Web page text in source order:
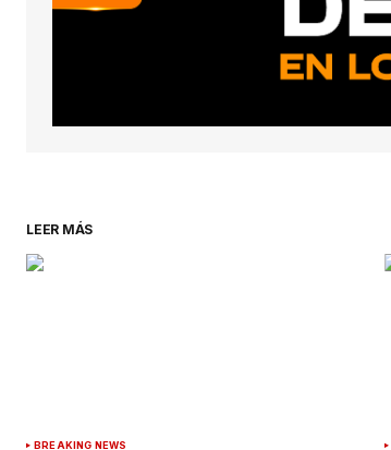
LEER MÁS
BREAKING NEWS